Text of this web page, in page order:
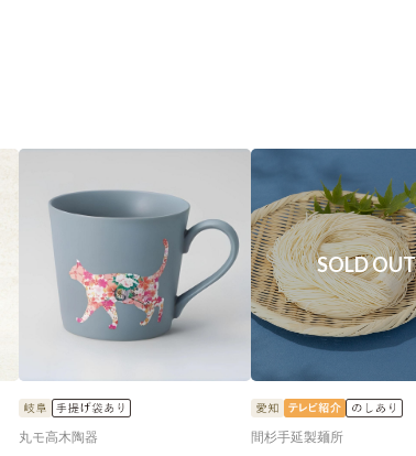
丸モ高木陶器 間杉手延製麺所